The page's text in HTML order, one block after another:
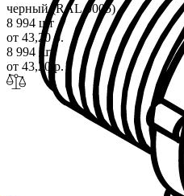
черный (RAL 9005)
8 994 шт
от 43,20 р.
8 994 шт
от 43,20 р.